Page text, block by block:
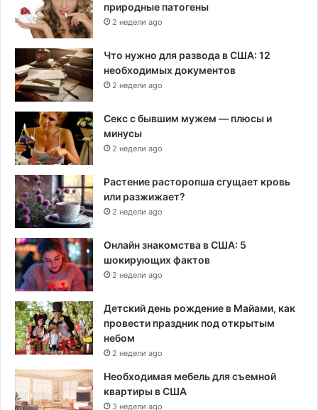
природные патогены
2 недели ago
Что нужно для развода в США: 12
необходимых документов
2 недели ago
Секс с бывшим мужем — плюсы и
минусы
2 недели ago
Растение расторопша сгущает кровь
или разжижает?
2 недели ago
Онлайн знакомства в США: 5
шокирующих фактов
2 недели ago
Детский день рождение в Майами, как
провести праздник под открытым
небом
2 недели ago
Необходимая мебель для съемной
квартиры в США
3 недели ago